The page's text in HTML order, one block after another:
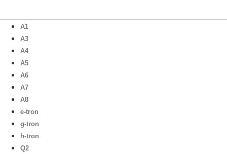
A1
A3
A4
A5
A6
A7
A8
e-tron
g-tron
h-tron
Q2